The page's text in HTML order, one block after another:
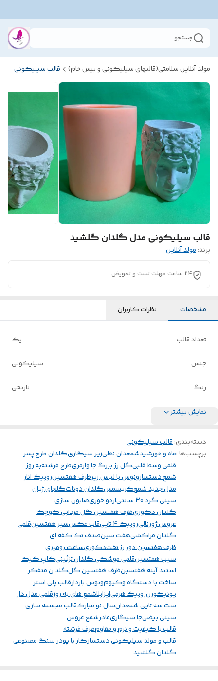
جستجو
مولد آنلاین سلامتی(قالبهای سیلیکونی و بیس خام) قالب سیلیکونی
قالب سیلیکونی مدل گلدان گلشید
برند:مولد آنلاین
24 ساعت مهلت تست و تعویض
مشخصات نظرات کاربران
تعداد قالب یک
جنس سیلیکونی
رنگ نارنجی
نمایش بیشتر
دسته‌بندی:قالب سیلیکونی
برچسب‌ها :ماه و خورشیدشمعدان نقلیزیر سیگاریگلدان طرح پسر
قلمی وسط قلبیگل رز بزرگ جا وارمریطرح فرشتهبه روز
شمع دستسازونوس با لباس زیرظرف هفتسینروبیک انار
مدل جدید شمعکریسمسگلدان دوناتگلجای ژیان
سینی گرد ۳۰ سانتی
اردو خوریصابون سازی
گلدان دکوریظرف هفتسین گل مردابی کوچک
عروس ژورنالیروبیک ۴ تایی قاب عکسسیر هفتسینقلمی
گلدان مراکشیهفت سینصدف تک کفه ای
ظرف هفتسین دور رز تختدکوریساعت رومیزی
سیب هفتسینقلمی موشکی،گلدان تزئینیکاپ کیک
استند آینه هفتسینظرف هفتسین گلگلدان متفکر
ساخت با دستگاه وکیومونوس باردارقالب پلی استر
یونیکورنروبیک هرمیایزابلاشمع های به روزقلمی مدل دار
ست سه تایی شمعدانسال نو مبارکقالب مجسمه سازی
سینی بیضیجا سیگاریمادرشمع عروس
قالب با کیفیت و نرم و مقاومظرف فرشته
قالب و مولد سیلیکونی دستسازکار با پودر سنگ مصنوعی
گلدان گلشید